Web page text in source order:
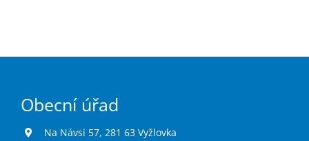
Obecní úřad
Na Návsi 57, 281 63 Vyžlovka